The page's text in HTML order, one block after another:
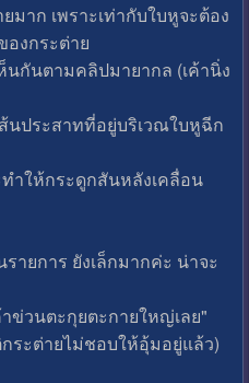
มาก เพราะเท่ากับใบหูจะต้อง
งกระต่าย
นกันตามคลิปมายากล (เค้านิ่ง
ส้นประสาทที่อยู่บริเวณใบหูฉีก
ำให้กระดูกสันหลังเคลื่อน
ายการ ยังเล็กมากค่ะ น่าจะ
ข่วนตะกุยตะกายใหญ่เลย"
ระต่ายไม่ชอบให้อุ้มอยู่แล้ว)